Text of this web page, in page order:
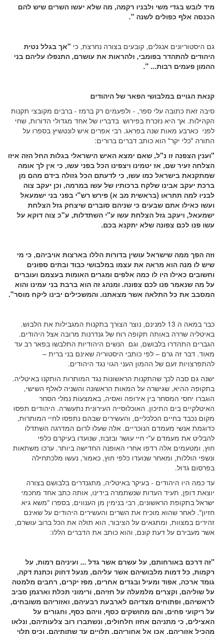
מיד לובש בגדי משי ולבניו רקמה, מה שלא יעשו השרים שיש להם
הכנסה אלף כפולים לשנה "
.
גם היסטוריונים אנגלים, קובעים בצורה נחרצת, כי "אך בגלל נטית
היהודים להתהדר בפומבי, ולהראות את עושרם, התנפלו עליהם בני
ההמון פעמים רבות... ".
קנאת הגויים במלבושי הפאר של היהודים
סיבה זאת כתובה עלי ספר, - ולפעמים רק ברמז - ברבים מקובצי תקנות
הקהילות. אך היא נזכרת בפירוש בדבריו של אחד מגדולי הדורות, שחי
לפני כארבע מאות שנה בפראג. רבי אפרים איש לונטשיץ בספרו על
התורה "כלי יקר" הוא כותב דברים ברורים:
"וענין הצפנה זו נ"ל, שאם ימצא האיש הישראלי בגלות החל הזה איזו
הצלחה זעיר שם, אז יטמינו ויצפינו הכל בפני עשו, כי אין לך אומה
שמתקנאת בישראל כמו עשו, כי לדעתם הכל גזולה בידם מהם מן
ברכת יעקב אבינו שלקח ברכותיו של עשו במרמה, וכן יעקב צוה
לבניו למה תתראו (בראשית מב א) פירש רש"י בפני בני ישמעאל
ועשו כאילו אתם שבעים כי שניהם סוברים שיצחק גזל הצלחת
ישמעאל, ויעקב גזל הצלחת עשו ע"י השתדלות, ע"כ צוה דוקא על
עשו פנו לכם צפונה שלא יתקנא בכם.
וזה הפך ממה שישראל עושין בדורות הללו בארצות אויביהם, כי מי
שיש לו מנה הוא מראה את עצמו במלבושי כבוד ובתים ספונים
וחשובים כאילו היו לו כמה אלפים ומגרים האומות בעצמם ועוברים
על מה שנאמר פנו לכם צפונה. ומנהג זה הוא ברבת בני עמינו והוא
המסבב את כל התלאה אשר מצאתנו. והמשכילים יבינו ליקח מוסר".
כבר במאה ה 13 למנינם, נוצר הצורך בתקנות המגבילות את הלבוש.
באיטליה שררה באותה תקופה רוח של גנדרנות מרובה אצל היהודים.
הגברים התהדרו בלבושם, וגם הנשים היהודיות התלבשו בפאר רב עד
מאוד. דבר זה גרם – לפי כותבי היסטוריה שאינם בני ברית –
להתפרצויות זעם של ההמון העני הגוי נגד היהודים.
ישנה גם סבה לכך שהתקנות הראשונות נגד המותרות הותקנו באיטליה.
בתקופה ההיא, שגישרה על המאות הראשונה והשניה לאלף השישי,
הוגברו יחסי המסחר בין אירופה ואסיה, באמצעות נמלי הסחר
האיטלקיים בים התיכון. האוכלוסייה העירונית נתעשרה. היהודים תפסו
מקום נכבד בחיים הכלכליים, והעשירים שבהם נתפסו לחיי המותרות,
כדוגמת אנשי מעמדם הנוכריים. אלה שעלו לרום המדרגה השתדלו
להבליט את מעמדם ע"י חיי עושר ובזבוז, שנועדו בעיקרם כלפי
חוץ, ומטעמים אלה רדפו אחרי האופנה החדישה ביותר. ערכו משתאות
ונשפי הוללות, ומאחר שנועדו כלפי חוץ, כאמור, נעשו מלכתחילה
בפרסום גדול.
עד כמה היו היהודים - בעיקר באיטליה, מתגנדרים בלבושם בצורה
יוצאת דופן, תעיד העדות שנשתמרה בידינו, אותה כתב אחד מחכמי
ישראל בתקופת הראשונים, רבי בנימין מן הענווים, בספרו "משא גיא
חזיון". לאחר שהוא מוכיח את השרים והעשירים היהודים על שאינם
זהירים במצוות, ומתגאים על הציבור, הוא תולה את הכל ברוב עושרם,
אשר מעבירם על דעת קונם, והוא כותב את הדברים הללו:
"זה דרכם באורחותם, על עשרם אשר גדל ... ועיניהם רמות, על
רקמות, כל דמות מלבושיהם אשר עליהם, מנעל דחוק וכתנת דקה,
גומד ארכה, אפוד ומעיל ובגדים אחרים, מפז יקרים, רחבים מלמטה
על שוליהם, וקצרים מלמעלה על חזיהם, ורימוני תכלת וארגמן סביב
לראשיהם, ופתוחים מצדיהם לארבעת רבעיהם, ואזוריהם משובחים,
על ריקועי פחים, והם מחושקים כסף, וויהם כסף, וחגורים על
האצילים, כי מתניהם אחזו חלחולים, ונשתברו רוב צלעותיהם, ונלאו
מהכיל אזוריהם, אכן אל אחוריהם, תלויים עד שתותיהם, וכיס תלוי